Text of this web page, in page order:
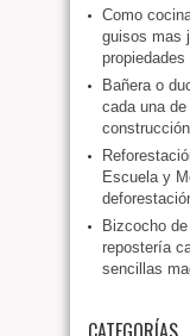
Como
guisos mas
propiedades
Bañera o
cada una
construcción
Escuela y
Bizcocho
repostería
sencillas